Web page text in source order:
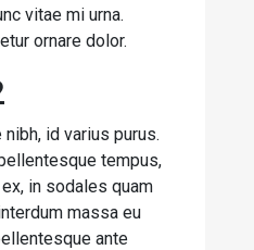
vitae mi urna.
ornare dolor.
id varius purus.
tempus,
in sodales quam
massa eu
ante